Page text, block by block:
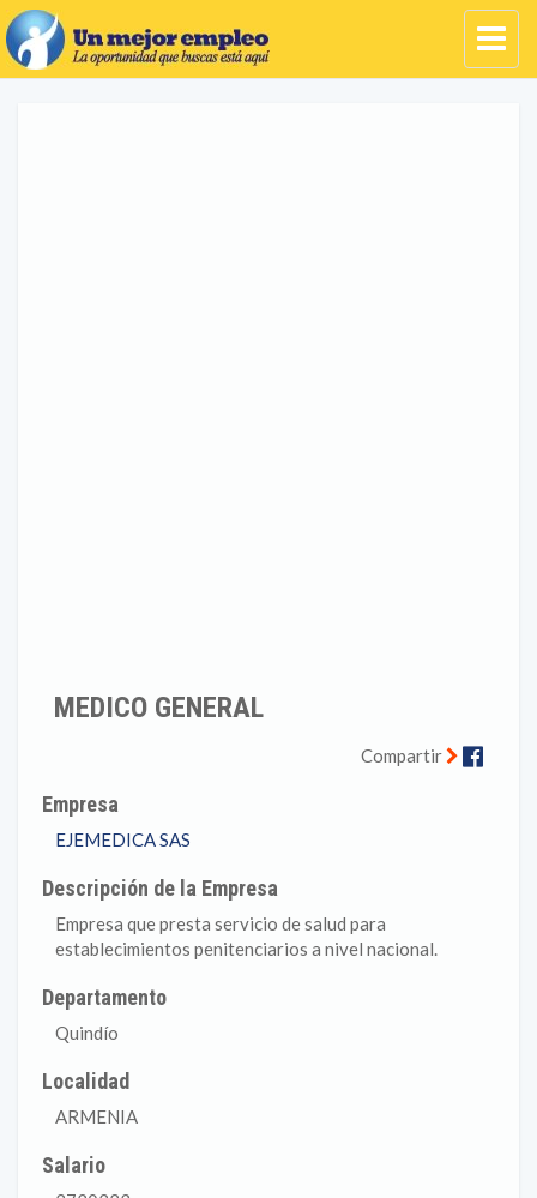
MEDICO GENERAL
Compartir
Empresa
EJEMEDICA SAS
Descripción de la Empresa
Empresa que presta servicio de salud para
establecimientos penitenciarios a nivel nacional.
Departamento
Quindío
Localidad
ARMENIA
Salario